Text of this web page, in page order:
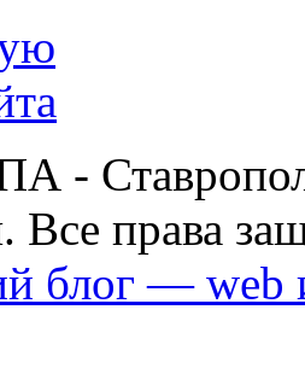
-
Все права
блог — web